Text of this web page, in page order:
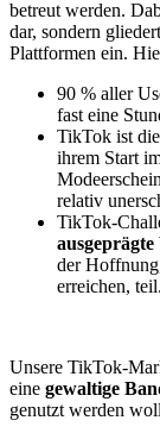
betreut werden.
dar, sondern
Plattformen ein.
90 % aller
fast eine
TikTok ist die
ihrem Start
relativ
TikTok-
der
erreichen, teil.
Unsere TikTok-
eine gewaltige
genutzt werden